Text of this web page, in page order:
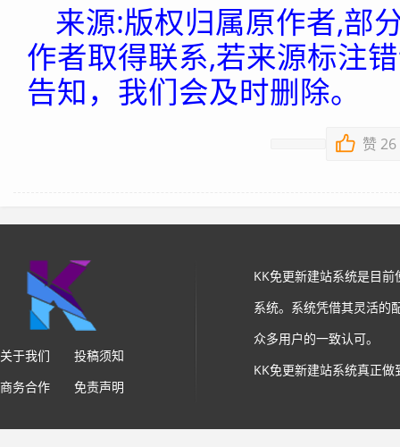
来源:版权归属原作者,部
作者取得联系,若来源标注
告知，我们会及时删除。
赞 26
关于我们
投稿须知
商务合作
免责声明
KK免更新建站系统是目
系统。系统凭借其灵活的
众多用户的一致认可。
KK免更新建站系统真正